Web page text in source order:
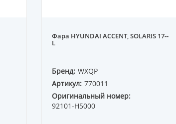
Фара HYUNDAI ACCENT, SOLARIS 17--
L
Бренд: WXQP
Артикул: 770011
Оригинальный номер:
92101-H5000